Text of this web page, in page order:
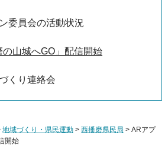
委員会の活動状況
山城へGO」配信開始
くり連絡会
地域づくり・県民運動 > 西播磨県民局 > ARアプ
開始